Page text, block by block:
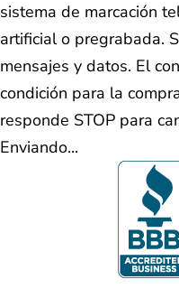
sistema de marcación
artificial o pregrabada.
mensajes y datos. El
condición para la
responde STOP para
Enviando...